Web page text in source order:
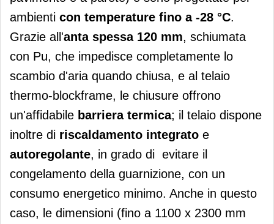
ambienti con temperature fino a -28 °C.
Grazie all'anta spessa 120 mm, schiumata
con Pu, che impedisce completamente lo
scambio d'aria quando chiusa, e al telaio
thermo-blockframe, le chiusure offrono
un'affidabile barriera termica; il telaio dispone
inoltre di riscaldamento integrato e
autoregolante, in grado di evitare il
congelamento della guarnizione, con un
consumo energetico minimo. Anche in questo
caso, le dimensioni (fino a 1100 x 2300 mm